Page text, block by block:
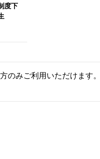
度下
のみご利用いただけます。